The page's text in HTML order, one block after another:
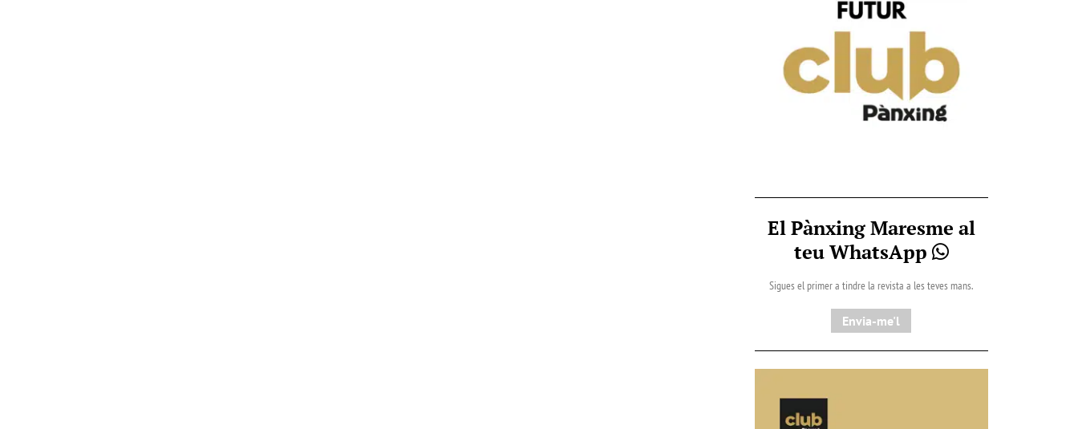
El Pànxing Maresme al
teu WhatsApp
Sigues el primer a tindre la revista a les teves mans.
Envia-me'l